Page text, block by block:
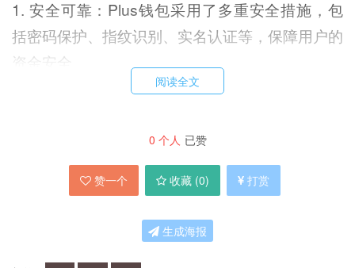
1. 安全可靠：Plus钱包采用了多重安全措施，包
括密码保护、指纹识别、实名认证等，保障用户的
资金安全。
收款、转账等操作，无需现金或银行卡，大大提高
了支付的便捷性和效率。
3. 多样化支付：Plus钱包支持多种支付方式，包
括支付宝、微信、银行卡等，用户可以根据自己的
阅读全文
0 个人 已赞
赞一个 收藏 (0) 打赏
生成海报